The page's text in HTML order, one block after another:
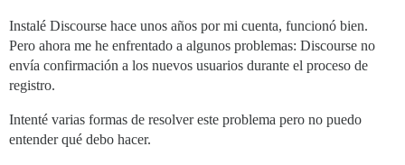
Instalé Discourse hace unos años por mi cuenta, funcionó bien.
Pero ahora me he enfrentado a algunos problemas: Discourse no
envía confirmación a los nuevos usuarios durante el proceso de
registro.
Intenté varias formas de resolver este problema pero no puedo
entender qué debo hacer.